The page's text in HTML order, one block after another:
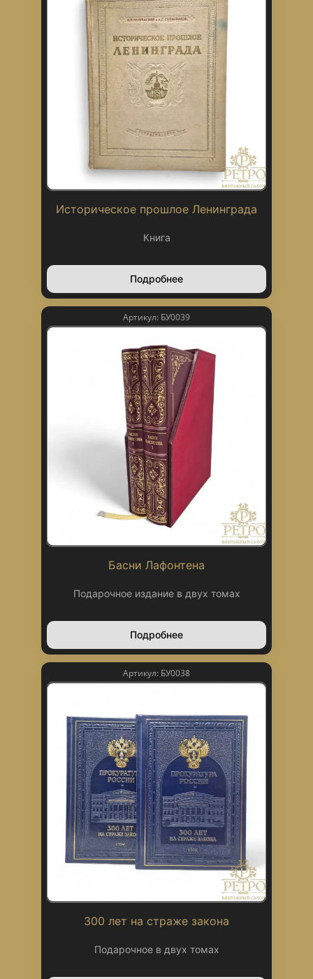
Историческое прошлое Ленинграда
Книга
Подробнее
Артикул: БУ0039
Басни Лафонтена
Подарочное издание в двух томах
Подробнее
Артикул: БУ0038
300 лет на страже закона
Подарочное в двух томах